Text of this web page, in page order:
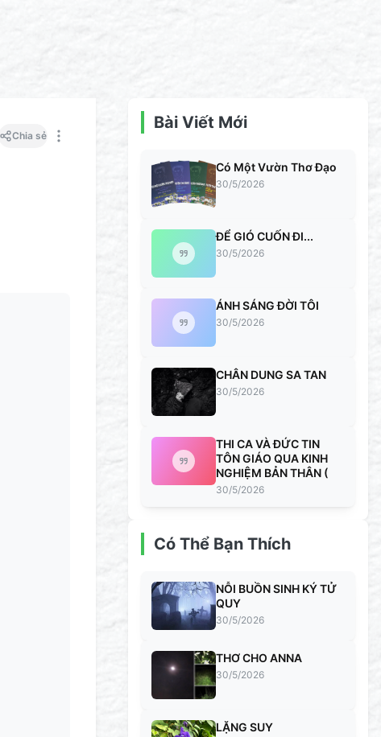
Chia sẻ
Bài Viết Mới
Có Một Vườn Thơ Đạo
30/5/2026
ĐỂ GIÓ CUỐN ĐI...
30/5/2026
ÁNH SÁNG ĐỜI TÔI
30/5/2026
CHÂN DUNG SA TAN
30/5/2026
THI CA VÀ ĐỨC TIN
TÔN GIÁO QUA KINH
NGHIỆM BẢN THÂN (
30/5/2026
Có Thể Bạn Thích
NỖI BUỒN SINH KÝ TỬ
QUY
30/5/2026
THƠ CHO ANNA
30/5/2026
LẶNG SUY